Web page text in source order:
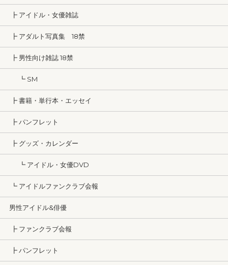
┣ アイドル・女優雑誌
┣ アダルト写真集 18禁
┣ 男性向け雑誌 18禁
┗ SM
┣ 書籍・単行本・エッセイ
┣ パンフレット
┣ グッズ・カレンダー
┗ アイドル・女優DVD
┗ アイドルファンクラブ会報
男性アイドル&俳優
┣ ファンクラブ会報
┣ パンフレット